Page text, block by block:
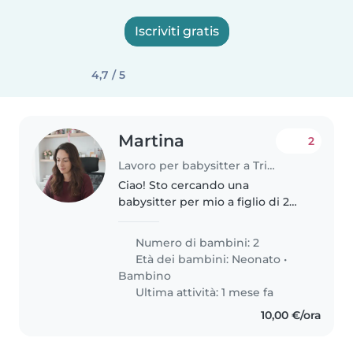
Iscriviti gratis
4,7 / 5
Martina
Lavoro per babysitter a Triuggio
2
Ciao! Sto cercando una
babysitter per mio a figlio di 2
per mia figlia che nascerà tra fine
settembre e inizio ottobre. L'idea
è di alternarsi nella..
Numero di bambini: 2
Età dei bambini: Neonato •
Bambino
Ultima attività: 1 mese fa
10,00 €/ora